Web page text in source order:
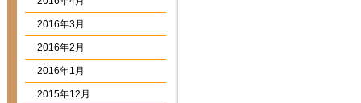
2016年3月
2016年2月
2016年1月
2015年12月